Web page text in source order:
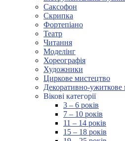
Саксофон
Скрипка
Фортепіано
Театр
Читання
Моделінг
Хореографія
Художники
Циркове мистецтво
Декоративно-ужиткове
Вікові категорії
3 – 6 років
7 – 10 років
11 – 14 років
15 – 18 років